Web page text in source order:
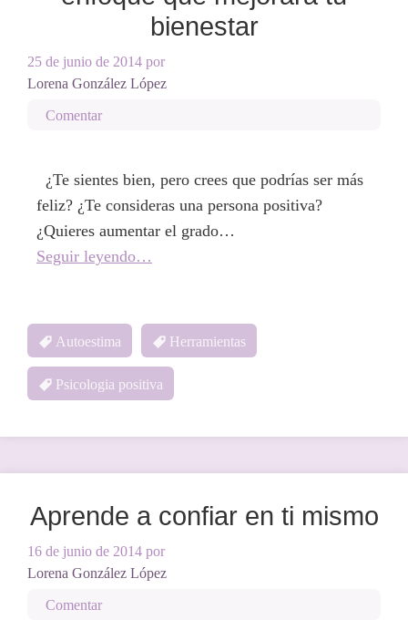
bienestar
25 de junio de 2014 por
Lorena González López
Comentar
¿Te sientes bien, pero crees que podrías ser más
feliz? ¿Te consideras una persona positiva?
¿Quieres aumentar el grado…
Seguir leyendo…
Autoestima Herramientas
Psicologia positiva
Aprende a confiar en ti mismo
16 de junio de 2014 por
Lorena González López
Comentar